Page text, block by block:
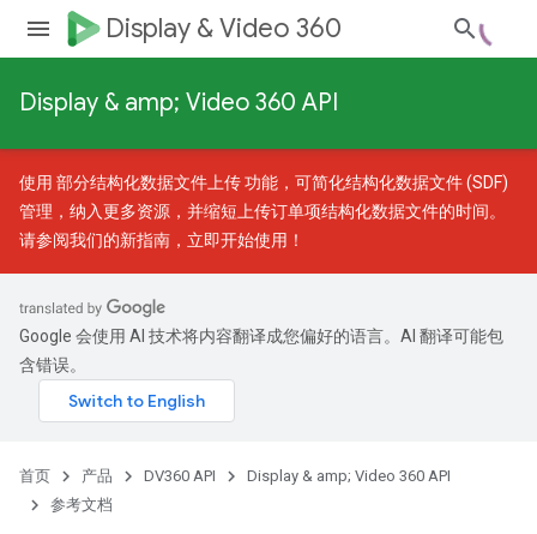
Display & Video 360
Display & amp; Video 360 API
使用 部分结构化数据文件上传功能，可简化结构化数据文件 (SDF)
管理，纳入更多资源，并缩短上传订单项结构化数据文件的时间。
请参阅我们的新指南 ，立即开始使用！
Google 会使用 AI 技术将内容翻译成您偏好的语言。AI 翻译可能包
含错误。
首页 产品 DV360 API
Display & amp; Video 360 API
参考文档